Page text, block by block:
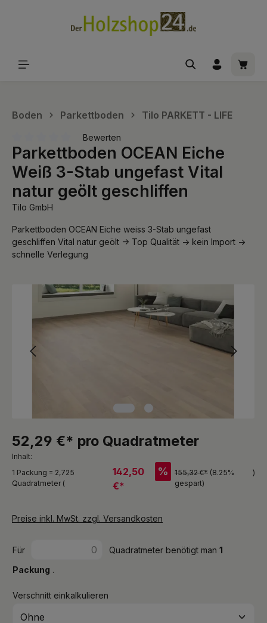
Boden Parkettboden Tilo PARKETT - LIFE
Durchschnittliche Bewertung von 0 von 5 Sternen
Bewerten
Parkettboden OCEAN Eiche
Weiß 3-Stab ungefast Vital
natur geölt geschliffen
Tilo GmbH
Parkettboden OCEAN Eiche weiss 3-Stab ungefast
geschliffen Vital natur geölt -> Top Qualität -> kein Import ->
schnelle Verlegung
Bildergalerie überspringen
52,29 €* pro Quadratmeter
Inhalt:
1 Packung = 2,725
Quadratmeter (
142,50
€*
% 155,32 €* (8.25%
gespart)
)
Preise inkl. MwSt. zzgl. Versandkosten
Für Quadratmeter benötigt man 1
Packung .
Verschnitt einkalkulieren